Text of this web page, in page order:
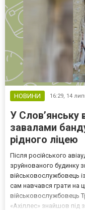
НОВИНИ 16:29, 14
У Слов’янську
завалами
рідного ліцею
Після російського
зруйнованого будинку
військовослужбовець
сам навчався грати на
військовослужбовець
«Ахіллес» знайшов під